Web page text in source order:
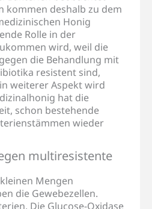
kommen deshalb zu dem
Honig
Rolle in der
wird, weil die
die Behandlung mit
resistent sind,
weiterer Aspekt wird
hat die
schon bestehende
wieder
multiresistente
Mengen
die Gewebezellen.
Die Glucose-Oxidase